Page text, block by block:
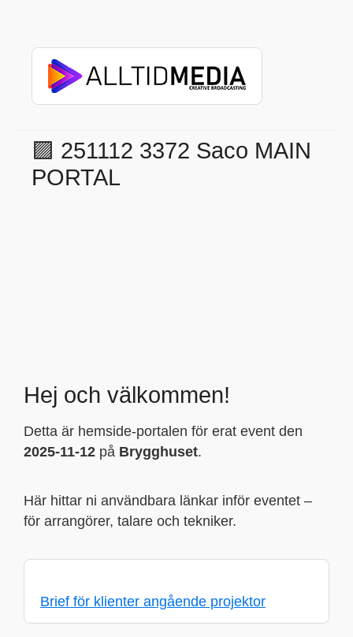
🟪 251112 3372 Saco MAIN
PORTAL
Hej och välkommen!
Detta är hemside-portalen för erat event den
2025-11-12 på Brygghuset.
Här hittar ni användbara länkar inför eventet –
för arrangörer, talare och tekniker.
Brief för klienter angående projektor